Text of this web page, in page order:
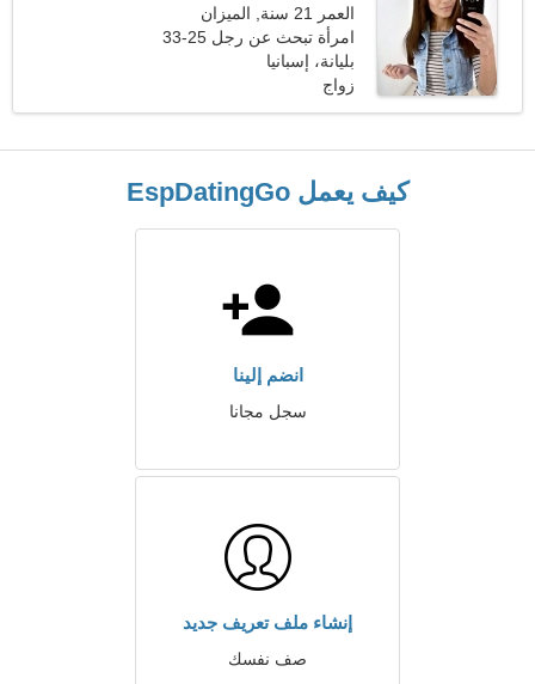
العمر 21 سنة, الميزان
امرأة تبحث عن رجل 25-33
بليانة، إسبانيا
زواج
كيف يعمل EspDatingGo
انضم إلينا
سجل مجانا
إنشاء ملف تعريف جديد
صف نفسك